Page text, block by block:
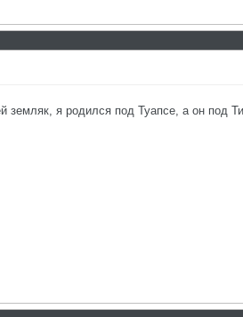
я родился под Туапсе, а он под